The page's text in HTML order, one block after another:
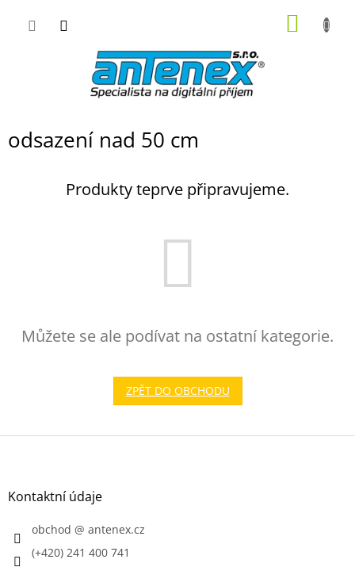
odsazení nad 50 cm
Produkty teprve připravujeme.
Můžete se ale podívat na ostatní kategorie.
ZPĚT DO OBCHODU
Z
Kontaktní údaje
obchod @ antenex.cz
(+420) 241 400 741